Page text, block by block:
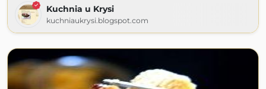
Kuchnia u Krysi
kuchniaukrysi.blogspot.com